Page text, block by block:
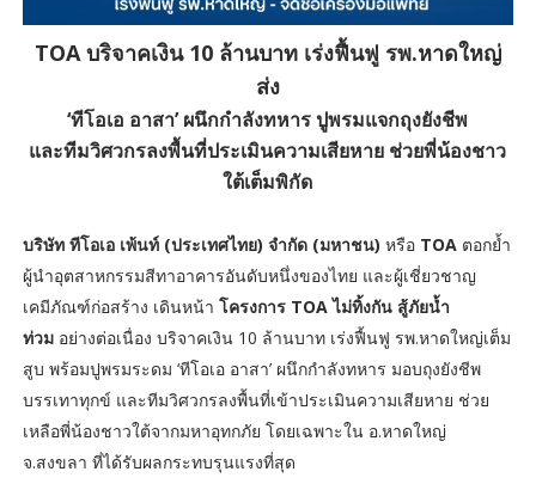
TOA บริจาคเงิน 10 ล้านบาท เร่งฟื้นฟู รพ.หาดใหญ่
ส่ง
‘ทีโอเอ อาสา’ ผนึกกำลังทหาร ปูพรมแจกถุงยังชีพ
และทีมวิศวกรลงพื้นที่ประเมินความเสียหาย ช่วยพี่น้องชาว
ใต้เต็มพิกัด
บริษัท ทีโอเอ เพ้นท์ (ประเทศไทย) จำกัด (มหาชน) หรือTOAตอกย้ำ
ผู้นำอุตสาหกรรมสีทาอาคารอันดับหนึ่งของไทย และผู้เชี่ยวชาญ
เคมีภัณฑ์ก่อสร้าง เดินหน้า โครงการ TOA ไม่ทิ้งกัน สู้ภัยน้ำ
ท่วมอย่างต่อเนื่อง บริจาคเงิน 10 ล้านบาท เร่งฟื้นฟู รพ.หาดใหญ่เต็ม
สูบ พร้อมปูพรมระดม ‘ทีโอเอ อาสา’ ผนึกกำลังทหาร มอบถุงยังชีพ
บรรเทาทุกข์ และทีมวิศวกรลงพื้นที่เข้าประเมินความเสียหาย ช่วย
เหลือพี่น้องชาวใต้จากมหาอุทกภัย โดยเฉพาะใน อ.หาดใหญ่
จ.สงขลา ที่ได้รับผลกระทบรุนแรงที่สุด